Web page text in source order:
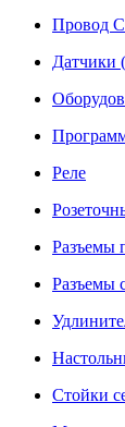
Провод
Датчики
Реле
Разъемы
Разъемы
Стойки